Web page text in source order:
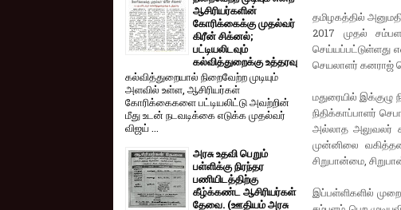
தமிழகத்தில்
2017 முதல்
செய்யப்பட்டுள்ளது
செயலாளர் கனராஜ்
மதுரையில்
நிதிக்காப்பாளர்
அல்லாத அலுவலர்
முன்னிலை
சிறுபான்மை,
இப்பள்ளிகளில்
ஆசிரியர்களின்
கோரிக்கைக்கு முதல்வர்
கிரீன் சிக்னல்;
பட்டியலிடவும்
கல்வித்துறைக்கு உத்தரவு
கல்வித்துறையால் நிறைவேற்ற முடியும்
அளவில் உள்ள, ஆசிரியர்கள்
கோரிக்கைகளை பட்டியலிட்டு அவற்றின்
மீது உடன் நடவடிக்கை எடுக்க முதல்வர்
விஜய் ...
அரசு உதவி பெறும்
பள்ளிக்கு நிரந்தர
பணியிடத்திற்கு
கீழ்க்கண்ட ஆசிரியர்கள்
தேவை. (ஊதியம் அரசு